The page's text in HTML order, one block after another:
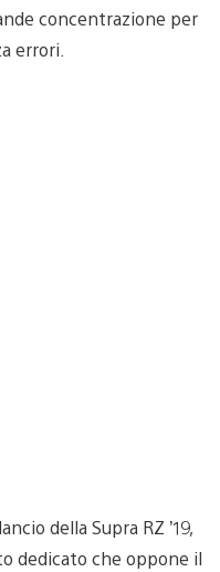
concentrazione per
errori.
della Supra RZ ’19,
dedicato che oppone il